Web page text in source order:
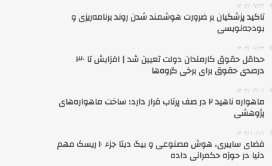
۱۴۰۳/۰۹/۲۳
تاکید پزشکیان بر ضرورت هوشمند شدن روند برنامه‌ریزی و
بودجه‌نویسی
۱۴۰۳/۰۹/۲۲
حداقل حقوق کارمندان دولت تعیین شد | افزایش تا ۳۰
درصدی حقوق برای برخی گروه‌ها
۱۴۰۴/۰۳/۰۲
ماهواره ناهید ۲ در صف پرتاب قرار دارد؛ ساخت ماهواره‌های
پژوهشی
۱۴۰۲/۱۰/۱۱
فضای سایبری، هوش مصنوعی و بیگ دیتا جزء ۱۰ ریسک مهم
دنیا در حوزه حکمرانی داده